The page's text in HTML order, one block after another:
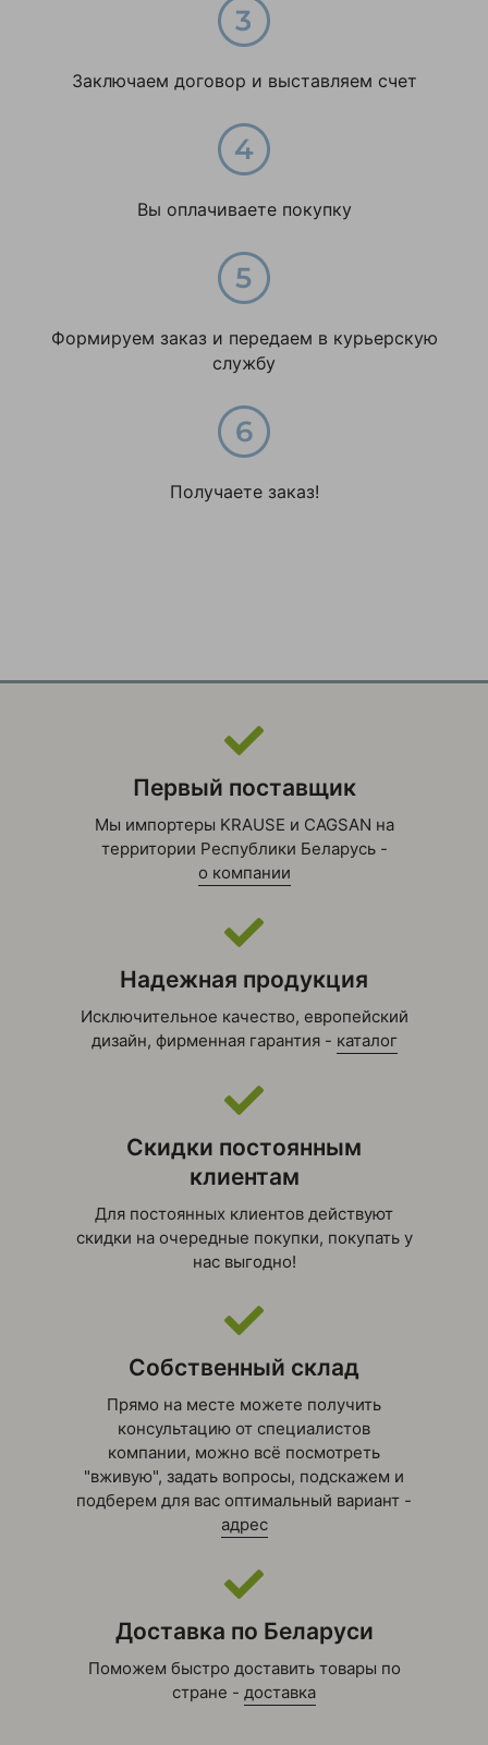
Заключаем договор и выставляем счет
Вы оплачиваете покупку
Формируем заказ и передаем в курьерскую
службу
Получаете заказ!
Первый поставщик
Мы импортеры KRAUSE и CAGSAN на
территории Республики Беларусь -
о компании
Надежная продукция
Исключительное качество, европейский
дизайн, фирменная гарантия - каталог
Скидки постоянным
клиентам
Для постоянных клиентов действуют
скидки на очередные покупки, покупать у
нас выгодно!
Собственный склад
Прямо на месте можете получить
консультацию от специалистов
компании, можно всё посмотреть
"вживую", задать вопросы, подскажем и
подберем для вас оптимальный вариант -
адрес
Доставка по Беларуси
Поможем быстро доставить товары по
стране - доставка